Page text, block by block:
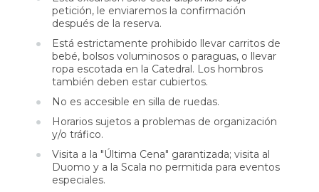
de Santa Maria delle Grazie y, por razones de
conservación, solo está abierta a un número
extremadamente limitado de visitantes diarios.
Con tusentradas para La Última Cenaincluidas
en este tour,tendrás garantizada la entrada al
Cenacolo Vincianosin sufrir largas esperas.
petición, le enviaremos la confirmación
después de la reserva.
Está estrictamente prohibido llevar carritos de
bebé, bolsos voluminosos o paraguas, o llevar
ropa escotada en la Catedral. Los hombros
también deben estar cubiertos.
No es accesible en silla de ruedas.
Horarios sujetos a problemas de organización
y/o tráfico.
Visita a la "Última Cena" garantizada; visita al
Duomo y a la Scala no permitida para eventos
especiales.